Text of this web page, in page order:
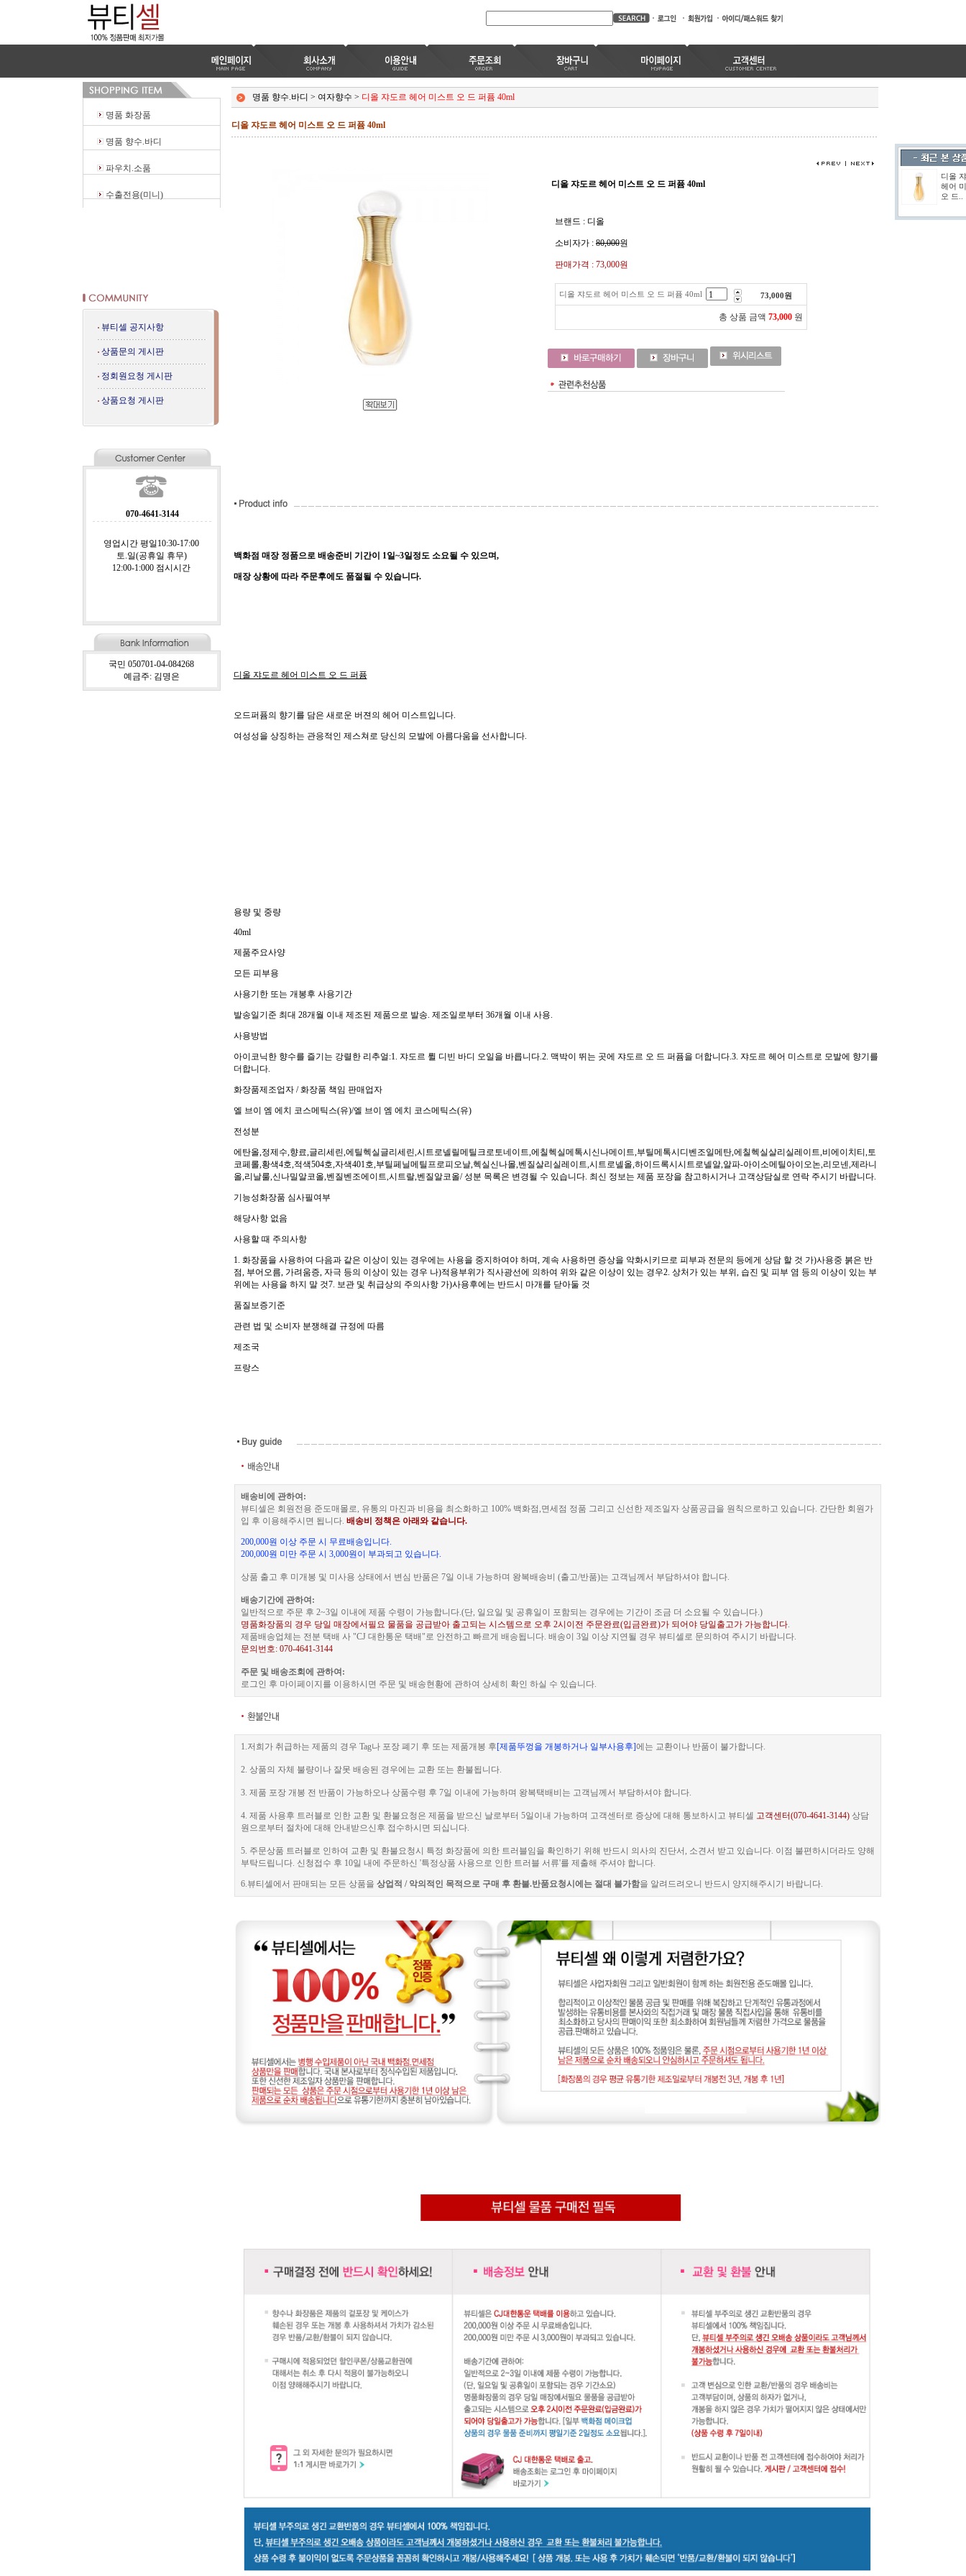
명품 화장품
명품 향수.바디
파우치.소품
수출전용(미니)
뷰티셀 공지사항
상품문의 게시판
정회원요청 게시판
상품요청 게시판
070-4641-3144
영업시간 평일10:30-17:00
토.일(공휴일 휴무)
12:00-1:000 점시시간
국민 050701-04-084268
예금주: 김명은
명품 향수.바디 > 여자향수 > 디올 쟈도르 헤어 미스트 오 드 퍼퓸 40ml
디올 쟈도르 헤어 미스트 오 드 퍼퓸 40ml
디올 쟈도르 헤어 미스트 오 드 퍼퓸 40ml
브랜드 : 디올
소비자가 : 80,000원
판매가격 : 73,000원
디올 쟈도르 헤어 미스트 오 드 퍼퓸 40ml 73,000원
총 상품 금액 73,000 원
백화점 매장 정품으로 배송준비 기간이 1일~3일정도 소요될 수 있으며,
매장 상황에 따라 주문후에도 품절될 수 있습니다.
디올 쟈도르 헤어 미스트 오 드 퍼퓸
오드퍼퓸의 향기를 담은 새로운 버젼의 헤어 미스트입니다.
여성성을 상징하는 관응적인 제스쳐로 당신의 모발에 아름다움을 선사합니다.
용량 및 중량
40ml
제품주요사양
모든 피부용
사용기한 또는 개봉후 사용기간
발송일기준 최대 28개월 이내 제조된 제품으로 발송. 제조일로부터 36개월 이내 사용.
사용방법
아이코닉한 향수를 즐기는 강렬한 리추얼:1. 쟈도르 륄 디빈 바디 오일을 바릅니다.2. 맥박이 뛰는 곳에 쟈도르 오 드 퍼퓸을 더합니다.3. 쟈도르 헤어 미스트로 모발에 향기를
더합니다.
화장품제조업자 / 화장품 책임 판매업자
엘 브이 엠 에치 코스메틱스(유)/엘 브이 엠 에치 코스메틱스(유)
전성분
에탄올,정제수,향료,글리세린,에틸헥실글리세린,시트로넬릴메틸크로토네이트,에칠헥실메톡시신나메이트,부틸메톡시디벤조일메탄,에칠헥실살리실레이트,비에이치티,토
코페롤,황색4호,적색504호,자색401호,부틸페닐메틸프로피오날,헥실신나몰,벤질살리실레이트,시트로넬올,하이드록시시트로넬알,알파-아이소메틸아이오논,리모넨,제라니
올,리날룰,신나밀알코올,벤질벤조에이트,시트랄,벤질알코올/ 성분 목록은 변경될 수 있습니다. 최신 정보는 제품 포장을 참고하시거나 고객상담실로 연락 주시기 바랍니다.
기능성화장품 심사필여부
해당사항 없음
사용할 때 주의사항
1. 화장품을 사용하여 다음과 같은 이상이 있는 경우에는 사용을 중지하여야 하며, 계속 사용하면 증상을 악화시키므로 피부과 전문의 등에게 상담 할 것 가)사용중 붉은 반
점, 부어오름, 가려움증, 자극 등의 이상이 있는 경우 나)적용부위가 직사광선에 의하여 위와 같은 이상이 있는 경우2. 상처가 있는 부위, 습진 및 피부 염 등의 이상이 있는 부
위에는 사용을 하지 말 것7. 보관 및 취급상의 주의사항 가)사용후에는 반드시 마개를 닫아둘 것
품질보증기준
관련 법 및 소비자 분쟁해결 규정에 따름
제조국
프랑스
배송비에 관하여:
뷰티셀은 회원전용 준도매몰로, 유통의 마진과 비용을 최소화하고 100% 백화점,면세점 정품 그리고 신선한 제조일자 상품공급을 원칙으로하고 있습니다. 간단한 회원가
입 후 이용해주시면 됩니다. 배송비 정책은 아래와 같습니다.
200,000원 이상 주문 시 무료배송입니다.
200,000원 미만 주문 시 3,000원이 부과되고 있습니다.
상품 출고 후 미개봉 및 미사용 상태에서 변심 반품은 7일 이내 가능하며 왕복배송비 (출고/반품)는 고객님께서 부담하셔야 합니다.
배송기간에 관하여:
일반적으로 주문 후 2~3일 이내에 제품 수령이 가능합니다.(단, 일요일 및 공휴일이 포함되는 경우에는 기간이 조금 더 소요될 수 있습니다.)
명품화장품의 경우 당일 매장에서필요 물품을 공급받아 출고되는 시스템으로 오후 2시이전 주문완료(입금완료)가 되어야 당일출고가 가능합니다.
제품배송업체는 전분 택배 사 "CJ 대한통운 택배"로 안전하고 빠르게 배송됩니다. 배송이 3일 이상 지연될 경우 뷰티셀로 문의하여 주시기 바랍니다.
문의번호: 070-4641-3144
주문 및 배송조회에 관하여:
로그인 후 마이페이지를 이용하시면 주문 및 배송현황에 관하여 상세히 확인 하실 수 있습니다.
1.저희가 취급하는 제품의 경우 Tag나 포장 폐기 후 또는 제품개봉 후[제품뚜껑을 개봉하거나 일부사용후]에는 교환이나 반품이 불가합니다.
2. 상품의 자체 불량이나 잘못 배송된 경우에는 교환 또는 환불됩니다.
3. 제품 포장 개봉 전 반품이 가능하오나 상품수령 후 7일 이내에 가능하며 왕복택배비는 고객님께서 부담하셔야 합니다.
4. 제품 사용후 트러블로 인한 교환 및 환불요청은 제품을 받으신 날로부터 5일이내 가능하며 고객센터로 증상에 대해 통보하시고 뷰티셀 고객센터(070-4641-3144)상담
원으로부터 절차에 대해 안내받으신후 접수하시면 되십니다.
5. 주문상품 트러블로 인하여 교환 및 환불요청시 특정 화장품에 의한 트러블임을 확인하기 위해 반드시 의사의 진단서, 소견서 받고 있습니다. 이점 불편하시더라도 양해
부탁드립니다. 신청접수 후 10일 내에 주문하신 '특정상품 사용으로 인한 트러블 서류'를 제출해 주셔야 합니다.
6.뷰티셀에서 판매되는 모든 상품을 상업적 / 악의적인 목적으로 구매 후 환불.반품요청시에는 절대 불가함을 알려드려오니 반드시 양지해주시기 바랍니다.
디올
헤어
오 드..